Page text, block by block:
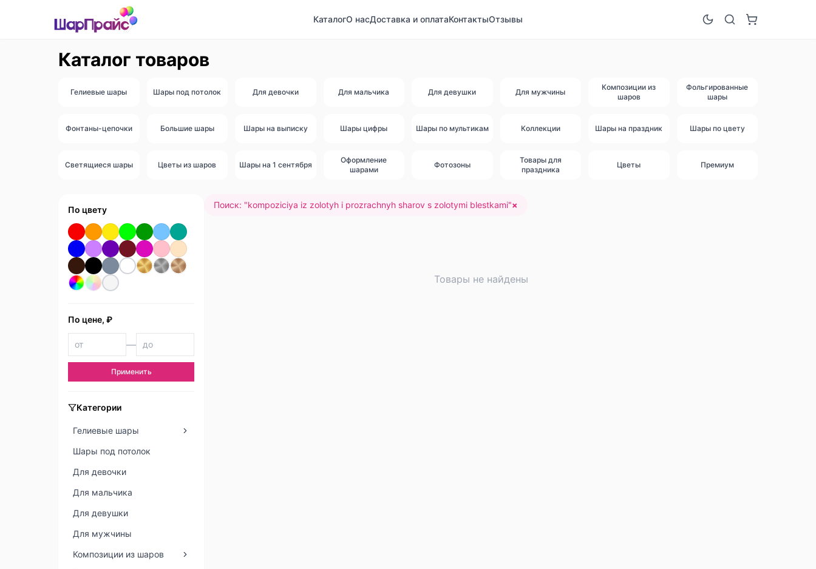
КаталогО насДоставка и оплатаКонтактыОтзывы
Каталог товаров
Гелиевые шары Шары под потолок Для девочки Для мальчика Для девушки Для мужчины
Композиции из
шаров
Фольгированные
шары
Фонтаны-цепочки Большие шары Шары на выписку Шары цифры Шары по мультикам Коллекции Шары на праздник Шары по цвету
Светящиеся шары Цветы из шаров Шары на 1 сентября
Оформление
шарами
Фотозоны
Товары для
праздника
Цветы Премиум
По цвету
По цене, ₽
—
Применить
Категории
Гелиевые шары
Шары под потолок
Для девочки
Для мальчика
Для девушки
Для мужчины
Композиции из шаров
Поиск: "kompoziciya iz zolotyh i prozrachnyh sharov s zolotymi blestkami"×
Товары не найдены